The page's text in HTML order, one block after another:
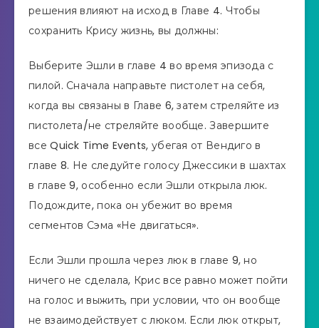
решения влияют на исход в Главе 4. Чтобы
сохранить Крису жизнь, вы должны:
Выберите Эшли в главе 4 во время эпизода с
пилой. Сначала направьте пистолет на себя,
когда вы связаны в Главе 6, затем стреляйте из
пистолета/не стреляйте вообще. Завершите
все Quick Time Events, убегая от Вендиго в
главе 8. Не следуйте голосу Джессики в шахтах
в главе 9, особенно если Эшли открыла люк.
Подождите, пока он убежит во время
сегментов Сэма «Не двигаться».
Если Эшли прошла через люк в главе 9, но
ничего не сделала, Крис все равно может пойти
на голос и выжить, при условии, что он вообще
не взаимодействует с люком. Если люк открыт,